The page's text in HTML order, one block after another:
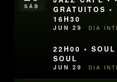
SÁB
GRATUITOS
16H30
JUN 29 DIA
22H00 •
SOUL
JUN 29 DIA